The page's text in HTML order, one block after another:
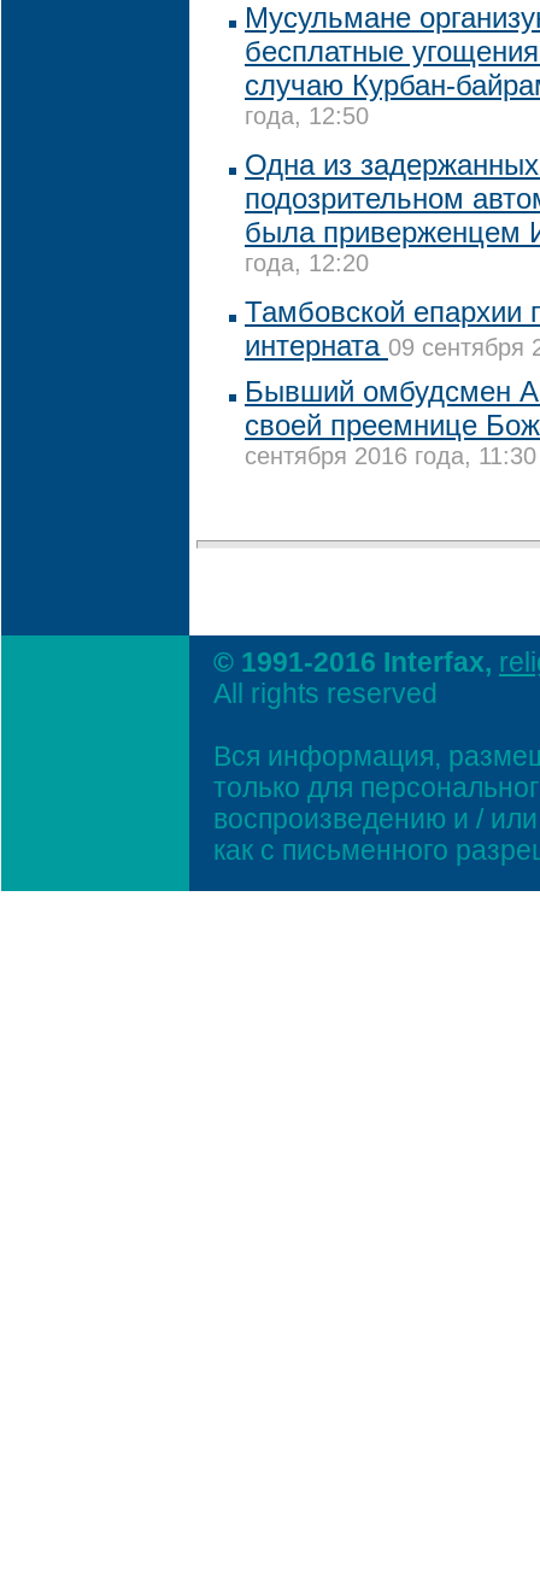
Мусульмане
бесплатные
случаю Курбан-
года, 12:50
Одна из
подозрительном
была приверженцем
года, 12:20
Тамбовской епархии
интерната 09 сентября
Бывший омбудсмен
своей преемнице
сентября 2016 года, 11:30
© 1991-2016 Interfax,
All rights reserved
Вся информация,
только для
воспроизведению и /
как с письменного